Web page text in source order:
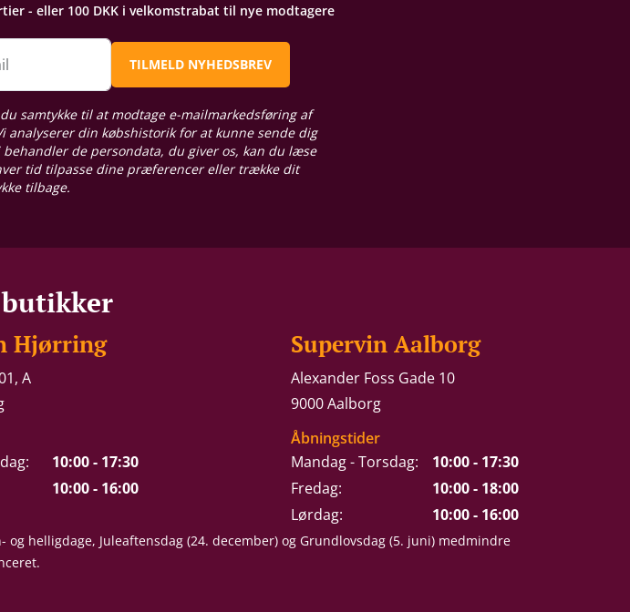
- eller 100 DKK i velkomstrabat til nye modtagere
TILMELD NYHEDSBREV
samtykke til at modtage e-mailmarkedsføring af
analyserer din købshistorik for at kunne sende dig
de persondata, du giver os, kan du læse
tid tilpasse dine præferencer eller trække dit
tilbage.
Hjørring
A
10:00 - 17:30
10:00 - 16:00
Supervin Aalborg
Alexander Foss Gade 10
9000 Aalborg
Åbningstider
Mandag - Torsdag:
10:00 - 17:30
Fredag:
10:00 - 18:00
Lørdag:
10:00 - 16:00
og helligdage, Juleaftensdag (24. december) og Grundlovsdag (5. juni) medmindre